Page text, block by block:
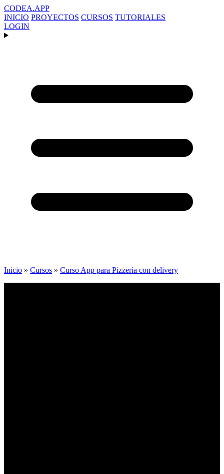
CODEA.APP
INICIO PROYECTOS CURSOS TUTORIALES
LOGIN
Inicio » Cursos » Curso App para Pizzería con delivery